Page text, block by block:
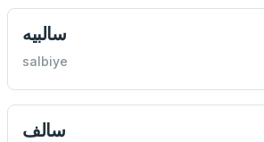
سالبيه
salbiye
سالف